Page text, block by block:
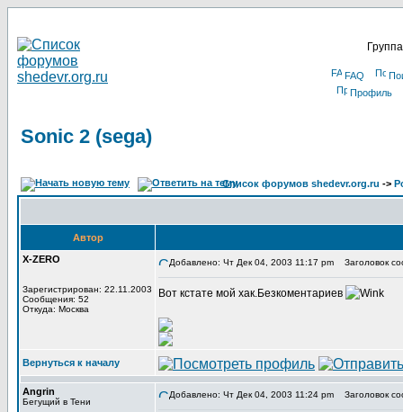
FAQ
Профиль
Sonic 2 (sega)
Список форумов shedevr.org.ru ->
Автор
X-ZERO
Зарегистрирован: 22.11.2003
Сообщения: 52
Откуда: Москва
Добавлено: Чт Дек 04, 2003 11:17 pm Заголовок
Вот кстате мой хак.Безкоментариев
Вернуться к началу
Angrin
Бегущий в Тени
Добавлено: Чт Дек 04, 2003 11:24 pm Заголовок